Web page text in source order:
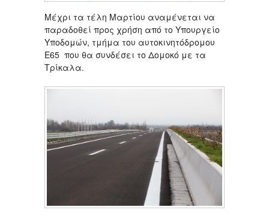
Μέχρι τα τέλη Μαρτίου αναμένεται να
παραδοθεί προς χρήση από το Υπουργείο
Υποδομών, τμήμα του αυτοκινητόδρομου
Ε65 που θα συνδέσει το Δομοκό με τα
Τρίκαλα.